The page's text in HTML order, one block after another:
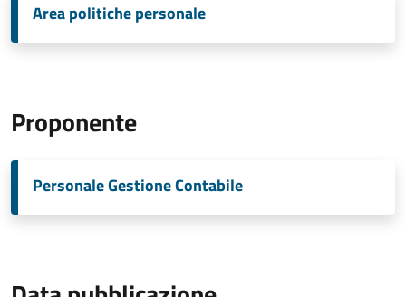
Area politiche personale
Proponente
Personale Gestione Contabile